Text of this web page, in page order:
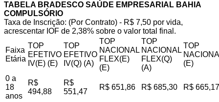
TABELA BRADESCO SAÚDE EMPRESARIAL BAHIA
COMPULSÓRIO
Taxa de Inscrição: (Por Contrato) - R$ 7,50 por vida,
acrescentar IOF de 2,38% sobre o valor total final.
Faixa
Etária
TOP
EFETIVO
IV(E) (E)
TOP
EFETIVO
IV(Q) (A)
TOP
NACIONAL
FLEX(E)
(E)
TOP
NACIONAL
FLEX(Q)
(A)
TOP
(E)
0 a
18
anos
R$
494,88
R$
551,47
R$ 651,86 R$ 685,30 R$ 665,17